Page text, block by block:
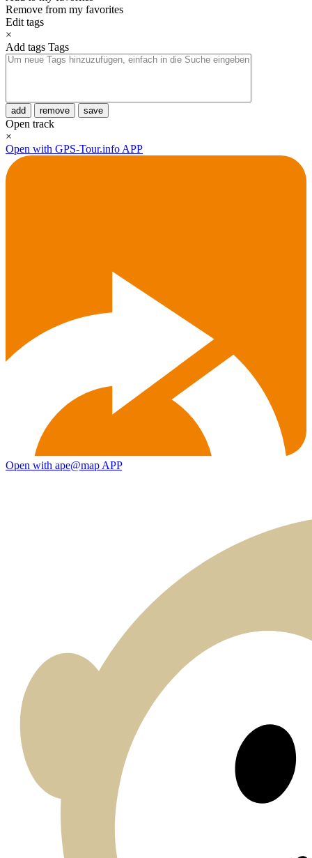
Remove from my favorites
Edit tags
×
Add tags Tags
add remove save
Open track
×
Open with GPS-Tour.info APP
Open with ape@map APP